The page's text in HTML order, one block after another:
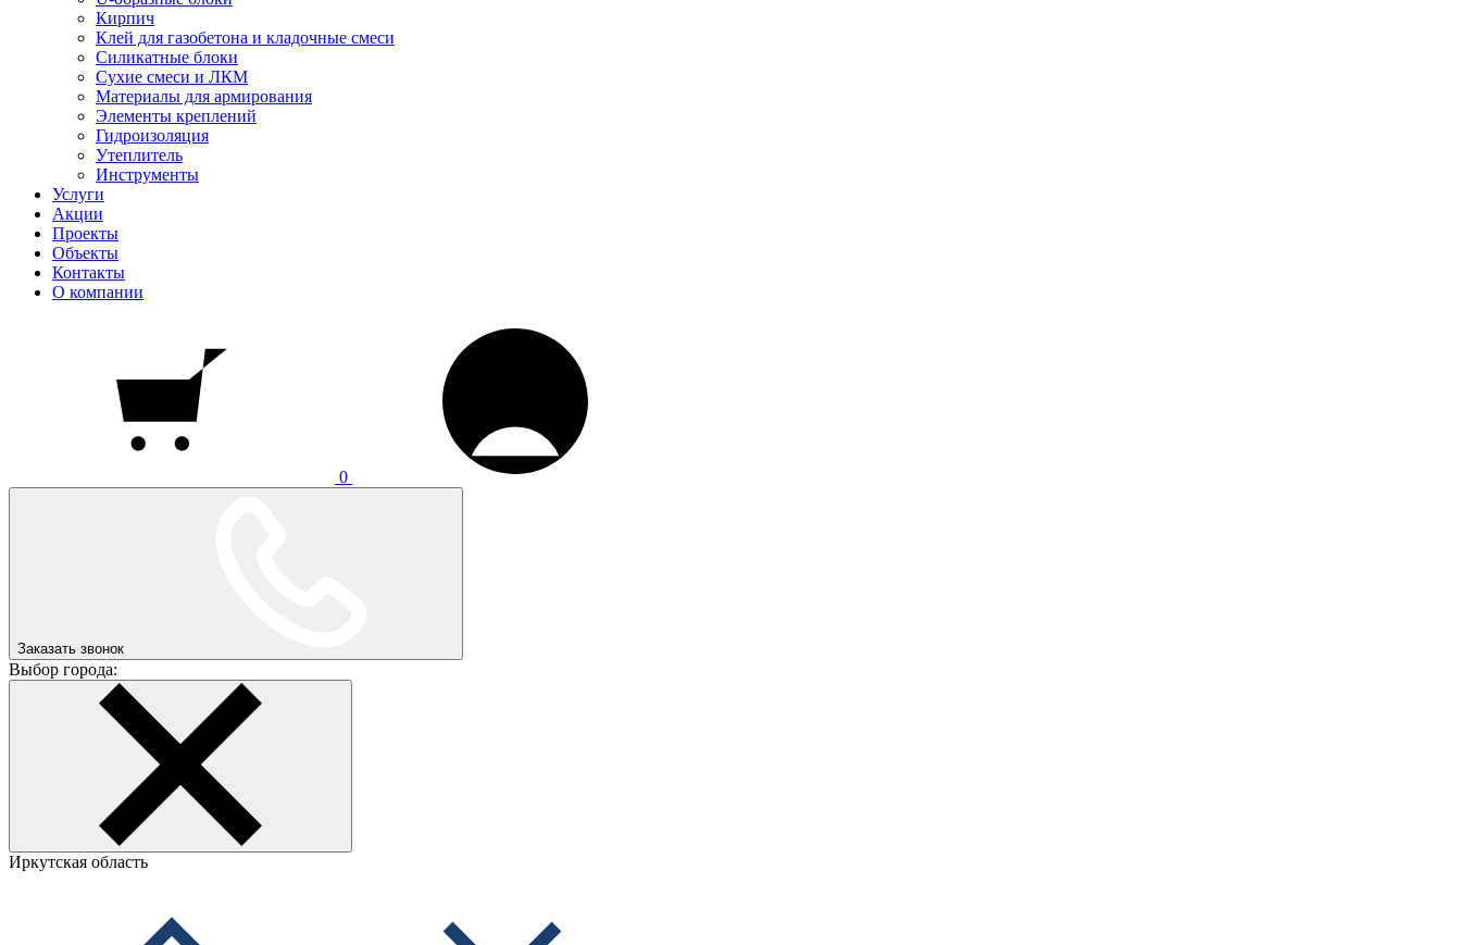
Кирпич
Клей для газобетона и кладочные смеси
Силикатные блоки
Сухие смеси и ЛКМ
Материалы для армирования
Элементы креплений
Гидроизоляция
Утеплитель
Инструменты
Услуги
Акции
Проекты
Объекты
Контакты
О компании
0
Заказать звонок
Выбор города:
Иркутская область